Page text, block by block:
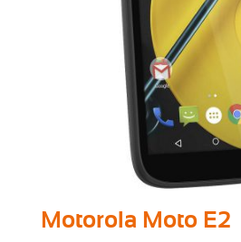
Motorola Moto E2